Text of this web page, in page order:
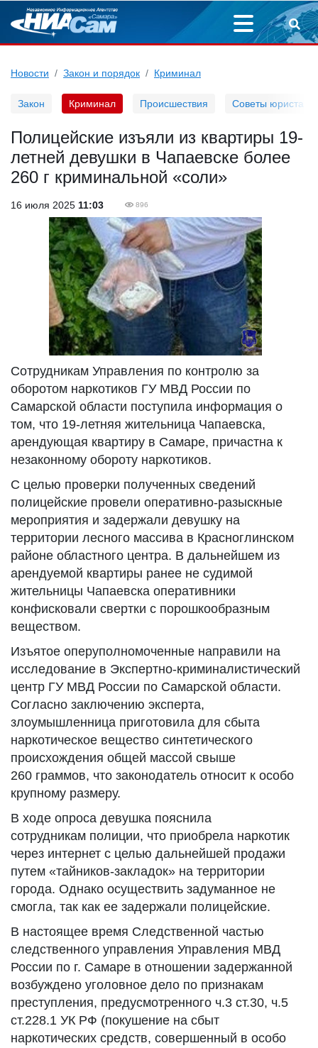
Новости Закон и порядок Криминал
Закон Криминал Происшествия Советы юриста
Полицейские изъяли из квартиры 19-
летней девушки в Чапаевске более
260 г криминальной «соли»
16 июля 2025 11:03 896
Сотрудникам Управления по контролю за
оборотом наркотиков ГУ МВД России по
Самарской области поступила информация о
том, что 19-летняя жительница Чапаевска,
арендующая квартиру в Самаре, причастна к
незаконному обороту наркотиков.
С целью проверки полученных сведений
полицейские провели оперативно-разыскные
мероприятия и задержали девушку на
территории лесного массива в Красноглинском
районе областного центра. В дальнейшем из
арендуемой квартиры ранее не судимой
жительницы Чапаевска оперативники
конфисковали свертки с порошкообразным
веществом.
Изъятое оперуполномоченные направили на
исследование в Экспертно-криминалистический
центр ГУ МВД России по Самарской области.
Согласно заключению эксперта,
злоумышленница приготовила для сбыта
наркотическое вещество синтетического
происхождения общей массой свыше
260 граммов, что законодатель относит к особо
крупному размеру.
В ходе опроса девушка пояснила
сотрудникам полиции, что приобрела наркотик
через интернет с целью дальнейшей продажи
путем «тайников-закладок» на территории
города. Однако осуществить задуманное не
смогла, так как ее задержали полицейские.
В настоящее время Следственной частью
следственного управления Управления МВД
России по г. Самаре в отношении задержанной
возбуждено уголовное дело по признакам
преступления, предусмотренного ч.3 ст.30, ч.5
ст.228.1 УК РФ (покушение на сбыт
наркотических средств, совершенный в особо